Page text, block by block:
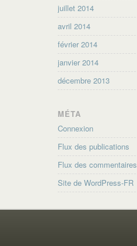
juillet 2014
avril 2014
février 2014
janvier 2014
décembre 2013
MÉTA
Connexion
Flux des publications
Flux des commentaires
Site de WordPress-FR